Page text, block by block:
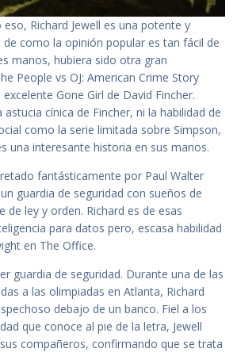
Richard Jewell es una potente y
como la opinión popular es tan fácil de
manos, hubiera sido otra gran
People vs OJ: American Crime Story
Gone Girl de David Fincher.
cínica de Fincher, ni la habilidad de
como la serie limitada sobre Simpson,
una interesante historia en sus manos.
fantásticamente por Paul Walter
guardia de seguridad con sueños de
de ley y orden. Richard es de esas
para datos pero, escasa habilidad
en The Office.
guardia de seguridad. Durante una de las
a las olimpiadas en Atlanta, Richard
debajo de un banco. Fiel a los
que conoce al pie de la letra, Jewell
compañeros, confirmando que se trata